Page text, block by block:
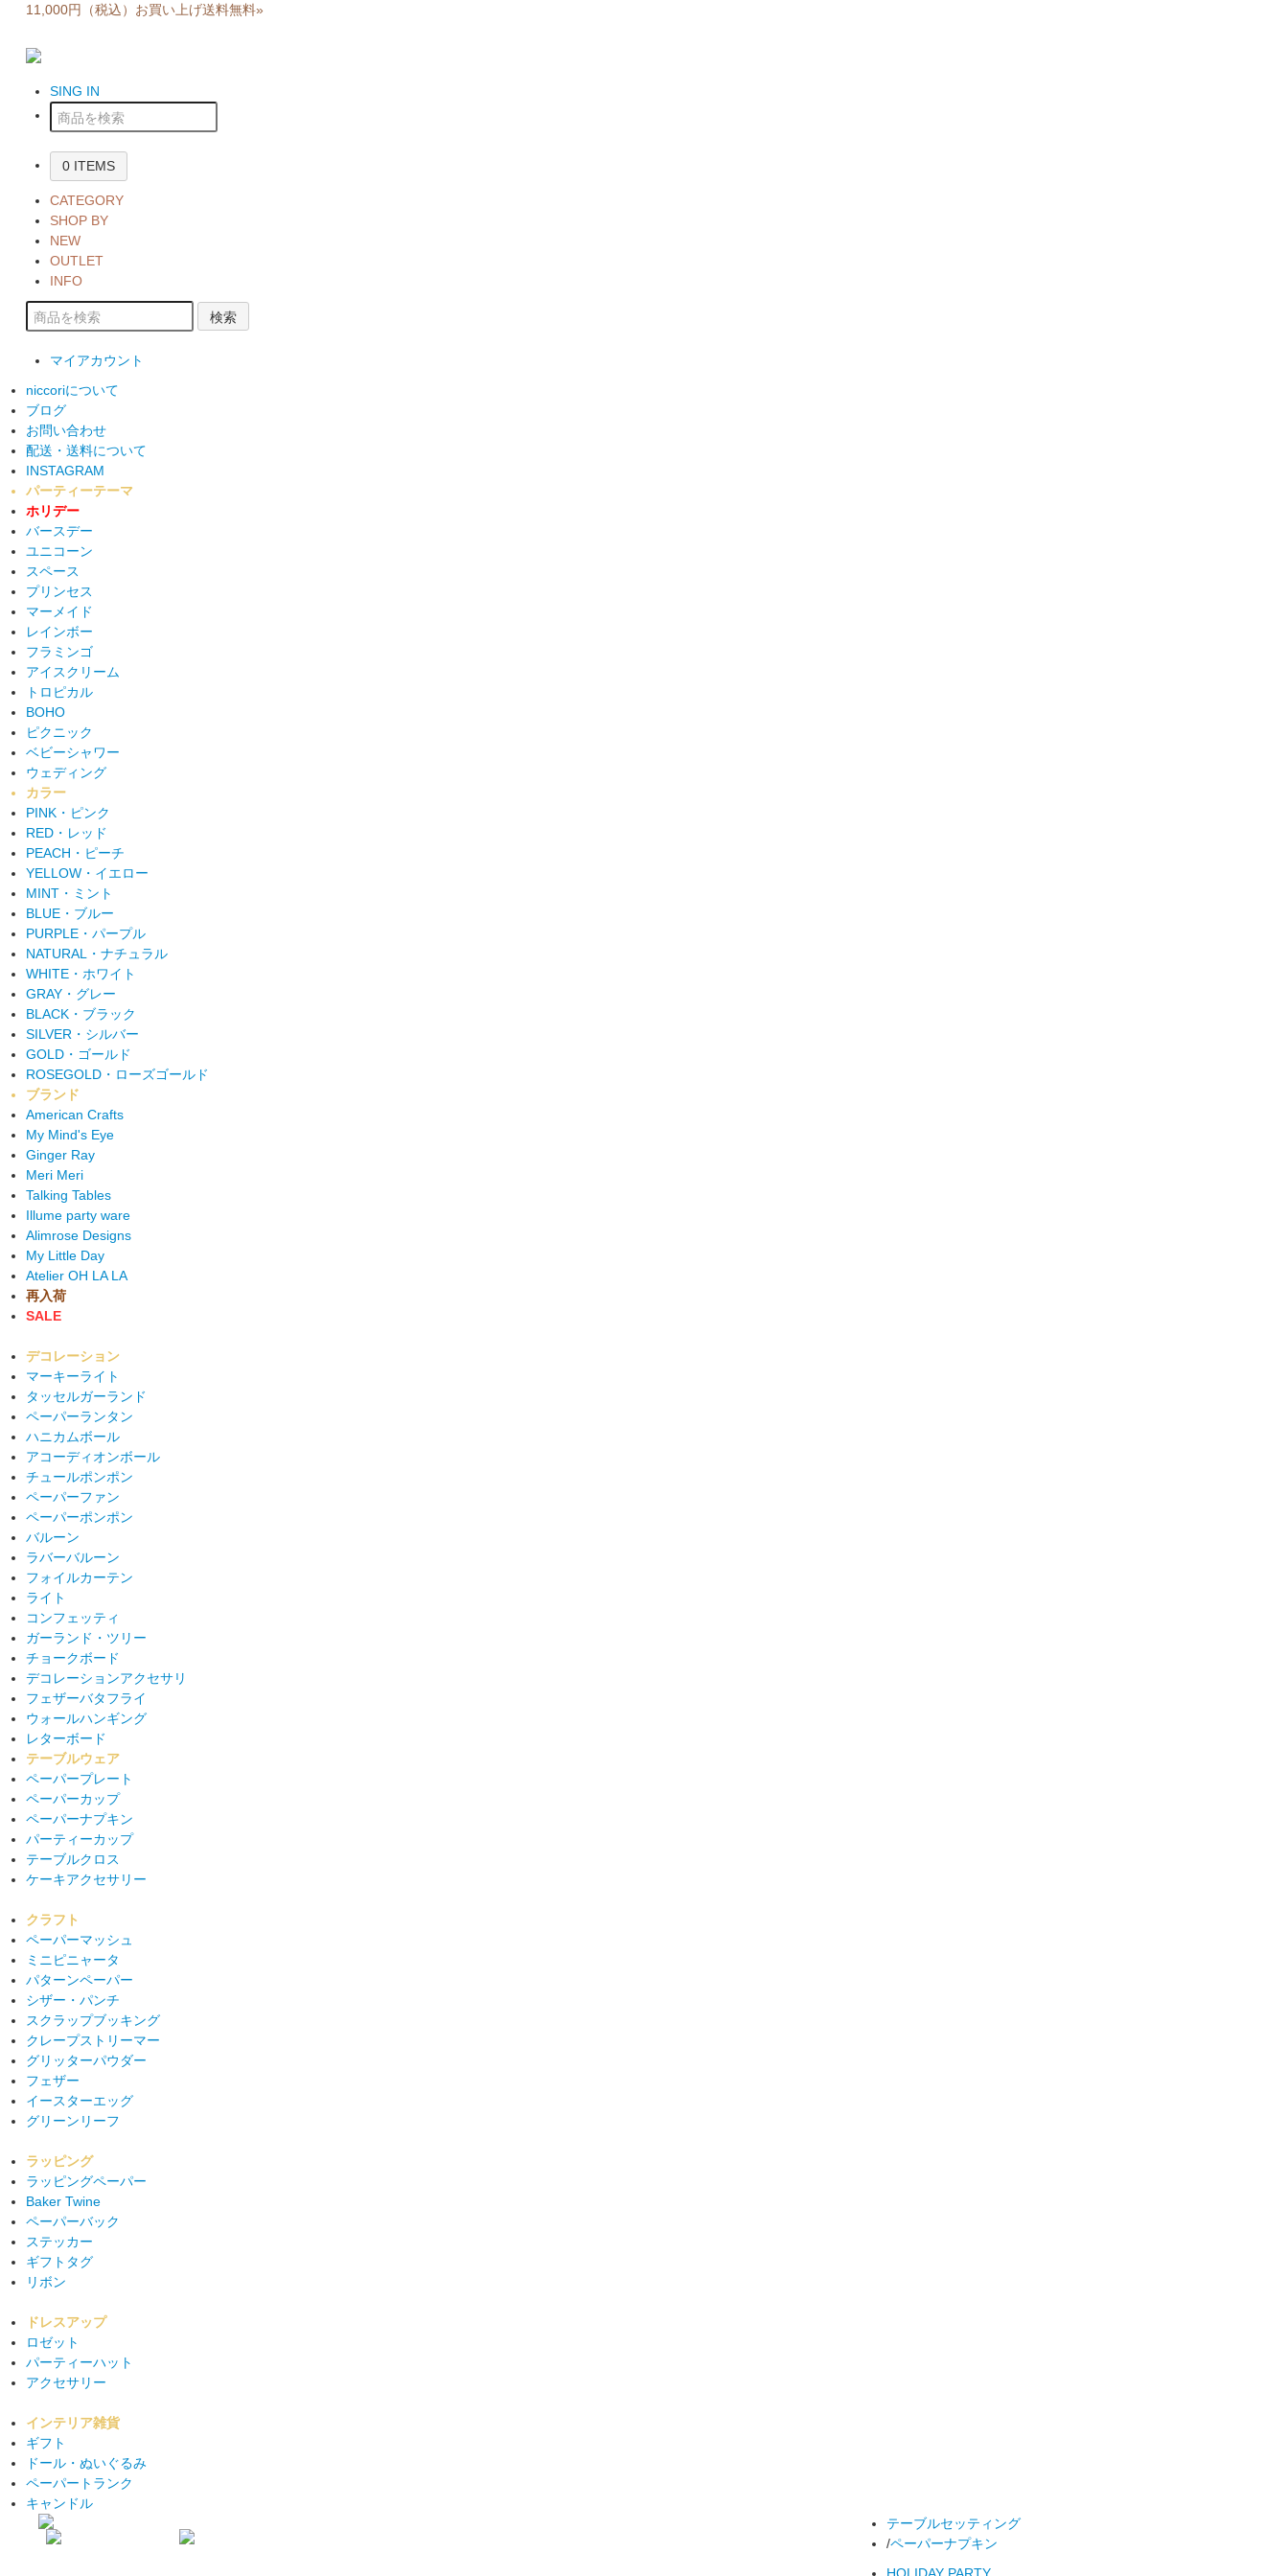
11,000円（税込）お買い上げ送料無料»
SING IN
0 ITEMS
CATEGORY
SHOP BY
NEW
OUTLET
INFO
検索
マイアカウント
niccoriについて
ブログ
お問い合わせ
配送・送料について
INSTAGRAM
パーティーテーマ
ホリデー
バースデー
ユニコーン
スペース
プリンセス
マーメイド
レインボー
フラミンゴ
アイスクリーム
トロピカル
BOHO
ピクニック
ベビーシャワー
ウェディング
カラー
PINK・ピンク
RED・レッド
PEACH・ピーチ
YELLOW・イエロー
MINT・ミント
BLUE・ブルー
PURPLE・パープル
NATURAL・ナチュラル
WHITE・ホワイト
GRAY・グレー
BLACK・ブラック
SILVER・シルバー
GOLD・ゴールド
ROSEGOLD・ローズゴールド
ブランド
American Crafts
My Mind's Eye
Ginger Ray
Meri Meri
Talking Tables
Illume party ware
Alimrose Designs
My Little Day
Atelier OH LA LA
再入荷
SALE
デコレーション
マーキーライト
タッセルガーランド
ペーパーランタン
ハニカムボール
アコーディオンボール
チュールポンポン
ペーパーファン
ペーパーポンポン
バルーン
ラバーバルーン
フォイルカーテン
ライト
コンフェッティ
ガーランド・ツリー
チョークボード
デコレーションアクセサリ
フェザーバタフライ
ウォールハンギング
レターボード
テーブルウェア
ペーパープレート
ペーパーカップ
ペーパーナプキン
パーティーカップ
テーブルクロス
ケーキアクセサリー
クラフト
ペーパーマッシュ
ミニピニャータ
パターンペーパー
シザー・パンチ
スクラップブッキング
クレープストリーマー
グリッターパウダー
フェザー
イースターエッグ
グリーンリーフ
ラッピング
ラッピングペーパー
Baker Twine
ペーパーバック
ステッカー
ギフトタグ
リボン
ドレスアップ
ロゼット
パーティーハット
アクセサリー
インテリア雑貨
ギフト
ドール・ぬいぐるみ
ペーパートランク
キャンドル
テーブルセッティング
/ペーパーナプキン
HOLIDAY PARTY